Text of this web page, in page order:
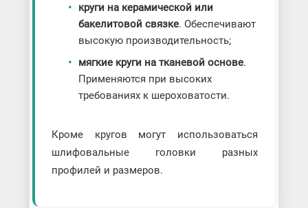
круги на керамической или
бакелитовой связке. Обеспечивают
высокую производительность;
мягкие круги на тканевой основе.
Применяются при высоких
требованиях к шероховатости.
Кроме кругов могут использоваться
шлифовальные головки разных
профилей и размеров.